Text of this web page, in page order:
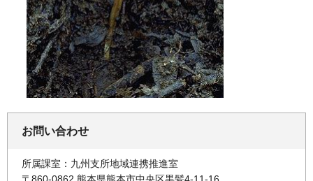
お問い合わせ
所属課室：九州支所地域連携推進室